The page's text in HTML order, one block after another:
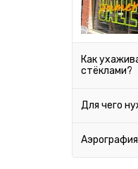
Chery
Как
стёклами?
Для чего